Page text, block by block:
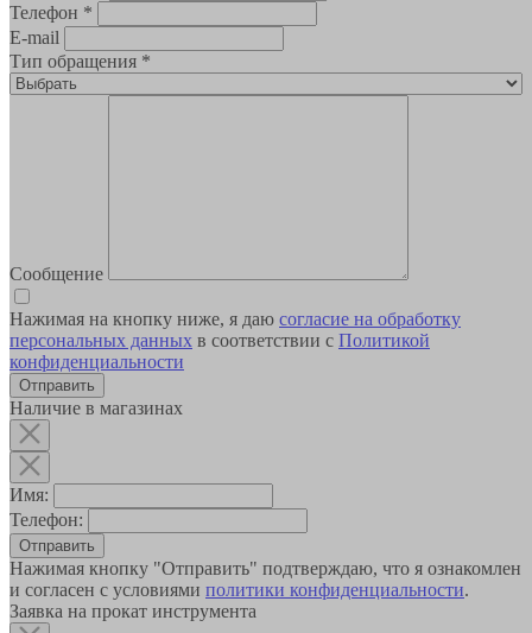
Телефон *
E-mail
Тип обращения *
Сообщение
Нажимая на кнопку ниже, я даю согласие на обработку
персональных данных в соответствии с Политикой
конфиденциальности
Наличие в магазинах
Имя:
Телефон:
Отправить
Нажимая кнопку "Отправить" подтверждаю, что я ознакомлен
и согласен с условиями политики конфиденциальности.
Заявка на прокат инструмента